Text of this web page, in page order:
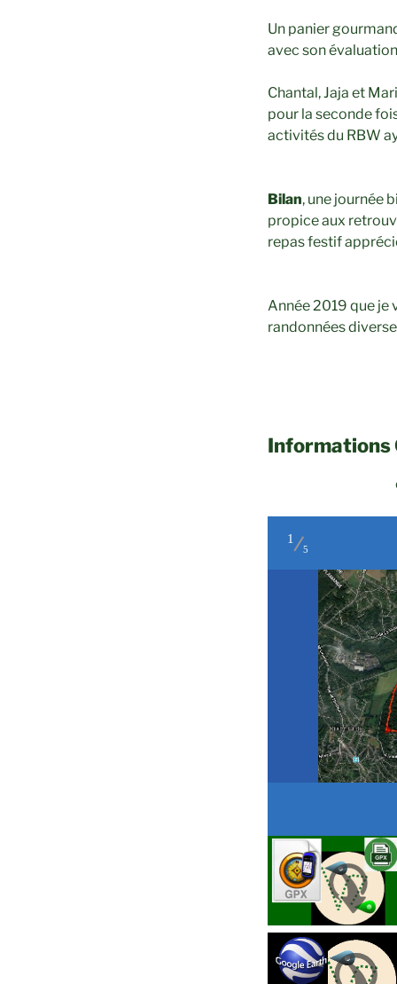
Un panier
avec son
Chantal, Jaja et
pour la seconde
activités du RBW
Bilan, une journée
propice aux
repas festif
Année 2019 que je
randonnées
Informations
1
5